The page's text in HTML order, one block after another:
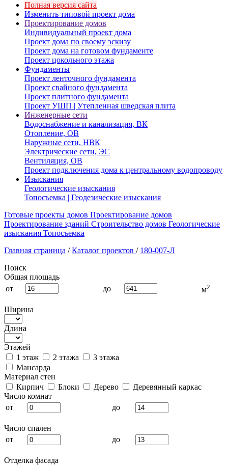
Полная версия сайта
Изменить типовой проект дома
Проектирование домов
Индивидуальный проект дома
Проект дома по своему эскизу
Проект дома на готовом фундаменте
Проект цокольного этажа
Фундаменты
Проект ленточного фундамента
Проект свайного фундамента
Проект плитного фундамента
Проект УШП | Утепленная шведская плита
Инженерные сети
Водоснабжение и канализация, ВК
Отопление, ОВ
Наружные сети, НВК
Электрические сети, ЭС
Вентиляция, ОВ
Проект подключения дома к центральному водопроводу
Изыскания
Геологические изыскания
Топосъемка | Геодезические изыскания
Готовые проекты домов Проектирование домов
Проектирование зданий Строительство домов Геологические
изыскания Топосъемка
Главная страница / Каталог проектов / 180-007-Л
Поиск
Общая площадь
от
до м2
Ширина
Длина
Этажей
1 этаж
2 этажа
3 этажа
Мансарда
Материал стен
Кирпич
Блоки Дерево
Деревянный каркас
Число комнат
от
до
Число спален
от
до
Отделка фасада